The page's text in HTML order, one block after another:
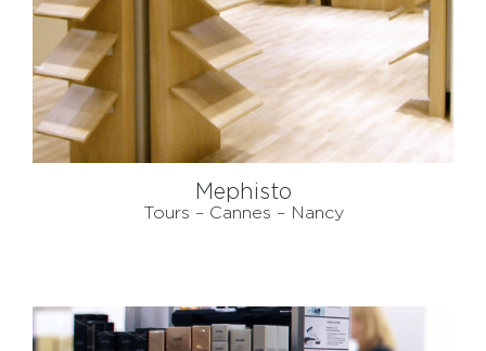
Mephisto
Tours – Cannes – Nancy